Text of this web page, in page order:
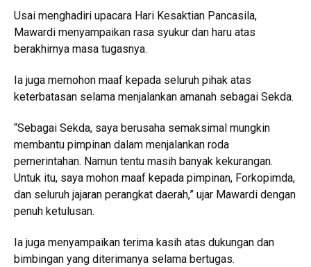
Usai menghadiri upacara Hari Kesaktian Pancasila,
Mawardi menyampaikan rasa syukur dan haru atas
berakhirnya masa tugasnya.
Ia juga memohon maaf kepada seluruh pihak atas
keterbatasan selama menjalankan amanah sebagai Sekda.
“Sebagai Sekda, saya berusaha semaksimal mungkin
membantu pimpinan dalam menjalankan roda
pemerintahan. Namun tentu masih banyak kekurangan.
Untuk itu, saya mohon maaf kepada pimpinan, Forkopimda,
dan seluruh jajaran perangkat daerah,” ujar Mawardi dengan
penuh ketulusan.
Ia juga menyampaikan terima kasih atas dukungan dan
bimbingan yang diterimanya selama bertugas.